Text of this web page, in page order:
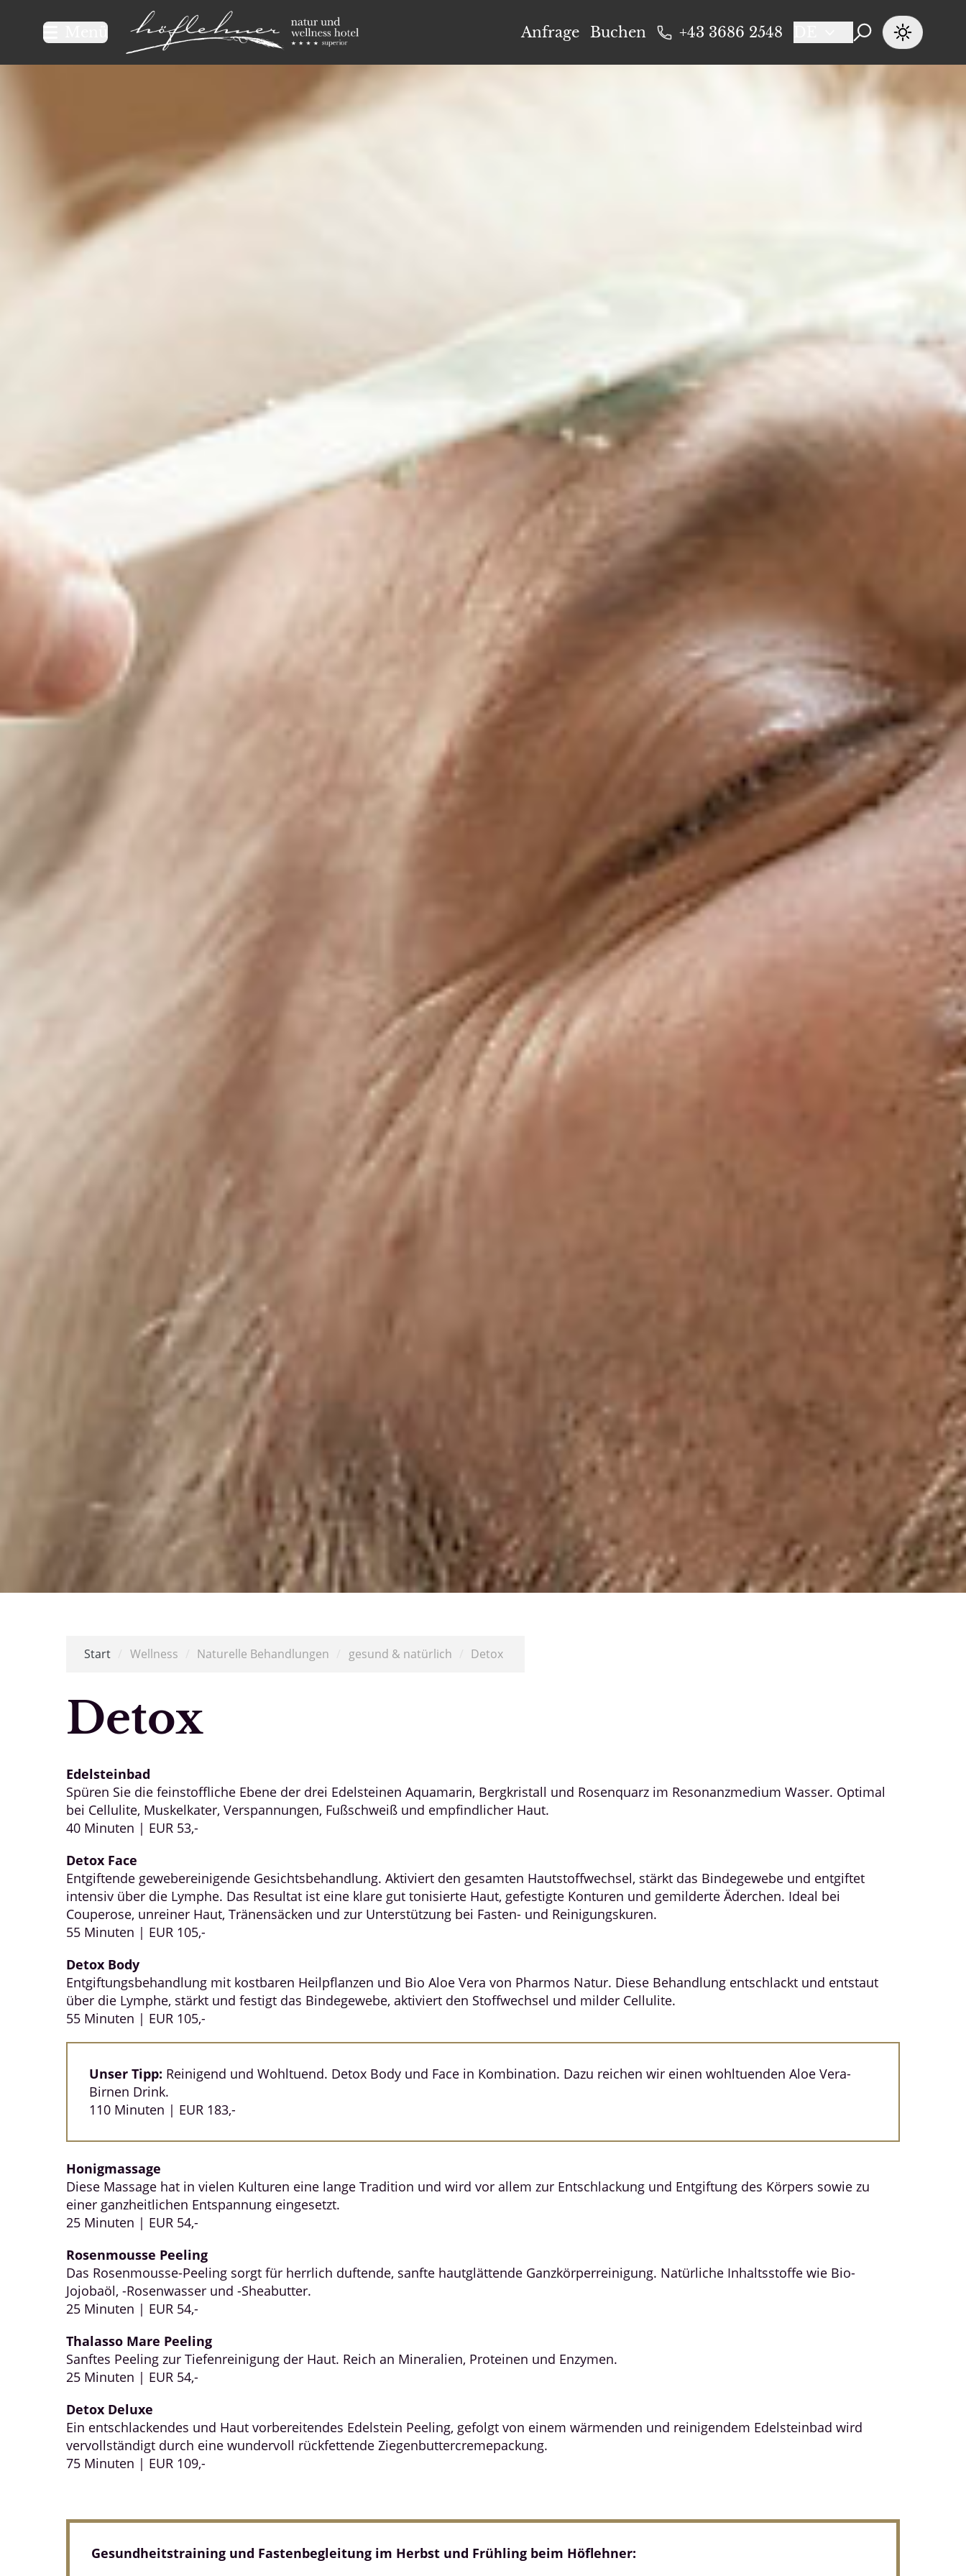
Menü
Logo Natur- und Wellnesshotel Höflehner ****S
Anfrage Buchen +43 3686 2548
Start Wellness Naturelle Behandlungen gesund & natürlich Detox
Detox
Edelsteinbad
Spüren Sie die feinstoffliche Ebene der drei Edelsteinen Aquamarin, Bergkristall und Rosenquarz im Resonanzmedium Wasser. Optimal
bei Cellulite, Muskelkater, Verspannungen, Fußschweiß und empfindlicher Haut.
40 Minuten | EUR 53,-
Detox Face
Entgiftende gewebereinigende Gesichtsbehandlung. Aktiviert den gesamten Hautstoffwechsel, stärkt das Bindegewebe und entgiftet
intensiv über die Lymphe. Das Resultat ist eine klare gut tonisierte Haut, gefestigte Konturen und gemilderte Äderchen. Ideal bei
Couperose, unreiner Haut, Tränensäcken und zur Unterstützung bei Fasten- und Reinigungskuren.
55 Minuten | EUR 105,-
Detox Body
Entgiftungsbehandlung mit kostbaren Heilpflanzen und Bio Aloe Vera von Pharmos Natur. Diese Behandlung entschlackt und entstaut
über die Lymphe, stärkt und festigt das Bindegewebe, aktiviert den Stoffwechsel und milder Cellulite.
55 Minuten | EUR 105,-
Unser Tipp: Reinigend und Wohltuend. Detox Body und Face in Kombination. Dazu reichen wir einen wohltuenden Aloe Vera-
Birnen Drink.
110 Minuten | EUR 183,-
Honigmassage
Diese Massage hat in vielen Kulturen eine lange Tradition und wird vor allem zur Entschlackung und Entgiftung des Körpers sowie zu
einer ganzheitlichen Entspannung eingesetzt.
25 Minuten | EUR 54,-
Rosenmousse Peeling
Das Rosenmousse-Peeling sorgt für herrlich duftende, sanfte hautglättende Ganzkörperreinigung. Natürliche Inhaltsstoffe wie Bio-
Jojobaöl, -Rosenwasser und -Sheabutter.
25 Minuten | EUR 54,-
Thalasso Mare Peeling
Sanftes Peeling zur Tiefenreinigung der Haut. Reich an Mineralien, Proteinen und Enzymen.
25 Minuten | EUR 54,-
Detox Deluxe
Ein entschlackendes und Haut vorbereitendes Edelstein Peeling, gefolgt von einem wärmenden und reinigendem Edelsteinbad wird
vervollständigt durch eine wundervoll rückfettende Ziegenbuttercremepackung.
75 Minuten | EUR 109,-
Gesundheitstraining und Fastenbegleitung im Herbst und Frühling beim Höflehner: